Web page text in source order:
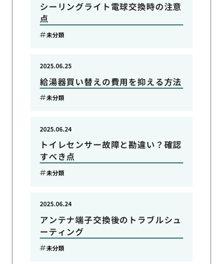
シーリングライト電球交換時の注意
点
未分類
給湯器買い替えの費用を抑える方法
2025.06.25
未分類
トイレセンサー故障と勘違い？確認
すべき点
2025.06.24
未分類
アンテナ端子交換後のトラブルシュ
ーティング
2025.06.24
未分類